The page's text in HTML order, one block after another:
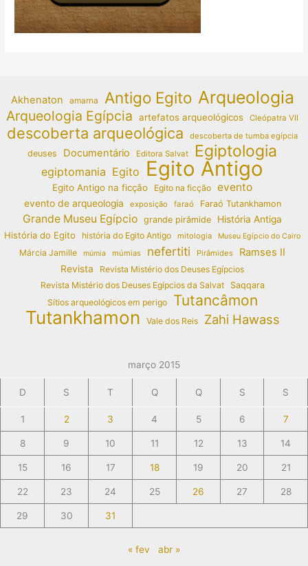
Akhenaton amarna Antigo Egito Arqueologia
Arqueologia Egípcia artefatos arqueológicos Cleópatra VII
descoberta arqueológica descoberta de tumba egípcia
deuses Documentário Editora Salvat Egiptologia
egiptomania Egito Egito Antigo
Egito Antigo na ficção Egito na ficção evento
evento de arqueologia exposição faraó Faraó Tutankhamon
Grande Museu Egípcio grande pirâmide
História Antiga
História do Egito
história do Egito Antigo mitologia Museu Egípcio do Cairo
Márcia Jamille múmia múmias nefertiti Pirâmides Ramses II
Revista
Revista Mistério dos Deuses Egípcios
Revista Mistério dos Deuses Egípcios da Salvat
Saqqara
Sítios arqueológicos em perigo
Tutancâmon
Tutankhamon Vale dos Reis Zahi Hawass
março 2015
D S T Q Q S S
1 2 3 4 5 6 7
8 9 10 11 12 13 14
15 16 17 18 19 20 21
22 23 24 25 26 27 28
29 30 31
« fev abr »